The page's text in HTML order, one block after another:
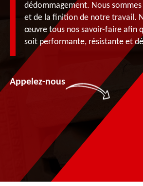
dédommagement. Nous sommes
et de la finition de notre travail.
œuvre tous nos savoir-faire afin
soit performante, résistante et
Appelez-nous